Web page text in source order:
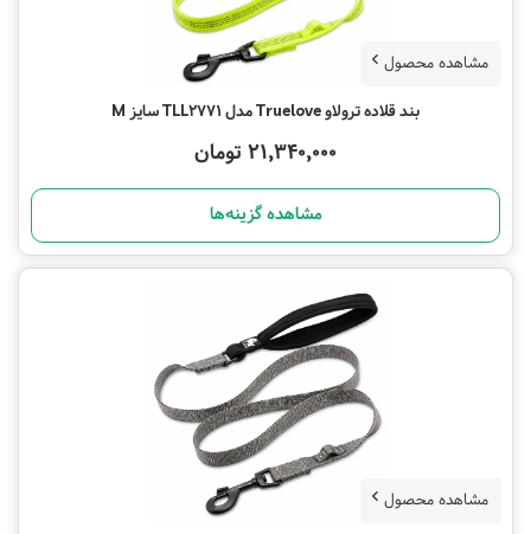
مشاهده محصول
بند قلاده ترولاو Truelove مدل TLL2771 سایز M
21,340,000 تومان
مشاهده گزینه‌ها
مشاهده محصول